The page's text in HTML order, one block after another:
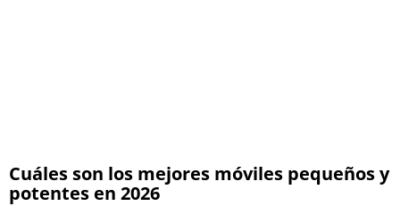
Cuáles son los mejores móviles pequeños y
potentes en 2026